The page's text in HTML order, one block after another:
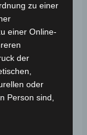
zu einer
einer Online-
der
oder
Person sind,